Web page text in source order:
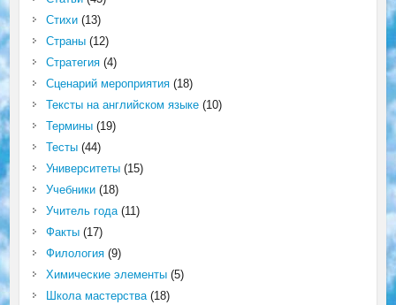
Стихи(13)
Страны(12)
Стратегия(4)
Сценарий мероприятия(18)
Тексты на английском языке(10)
Термины(19)
Тесты(44)
Университеты(15)
Учебники(18)
Учитель года(11)
Факты(17)
Филология(9)
Химические элементы(5)
Школа мастерства(18)